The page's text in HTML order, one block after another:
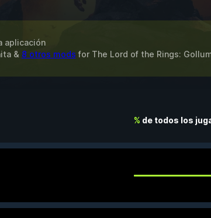
aplicación
& 8 otros mods for The Lord of the Rings:
% de todos los